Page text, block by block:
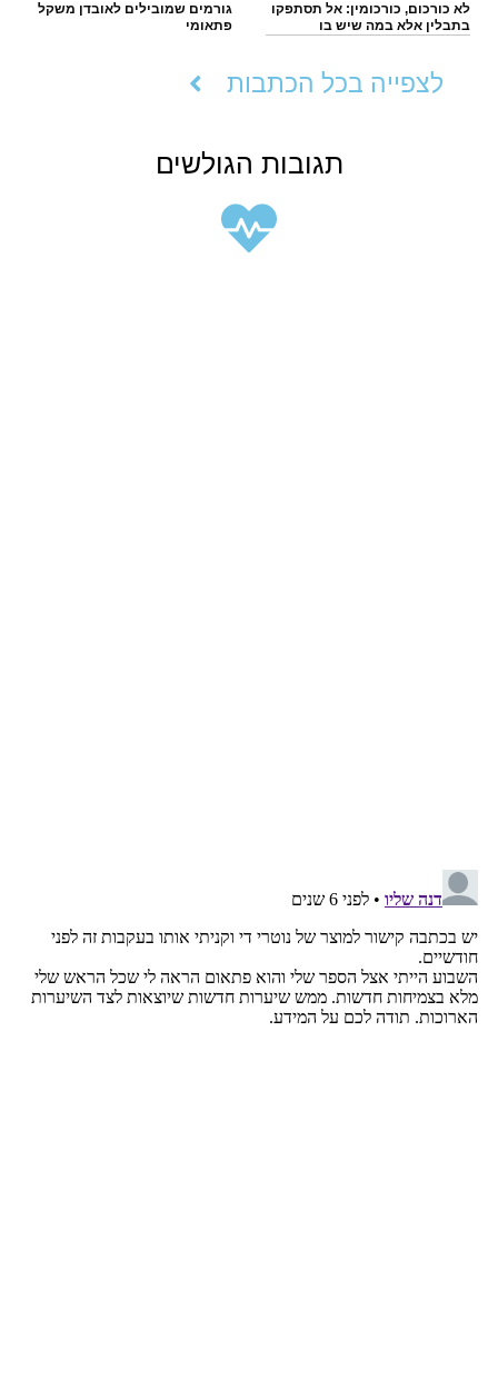
לא כורכום, כורכומין: אל תסתפקו
בתבלין אלא במה שיש בו
גורמים שמובילים לאובדן משקל
פתאומי
לצפייה בכל הכתבות
תגובות הגולשים